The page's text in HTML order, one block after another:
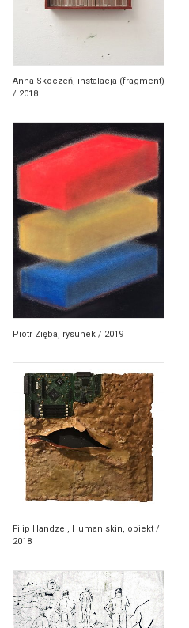
Anna Skoczeń, instalacja (fragment)
/ 2018
Piotr Zięba, rysunek / 2019
Filip Handzel, Human skin, obiekt /
2018